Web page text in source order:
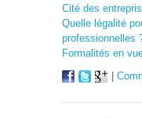
Cité des
Quelle légalité
professionnelles
Formalités en